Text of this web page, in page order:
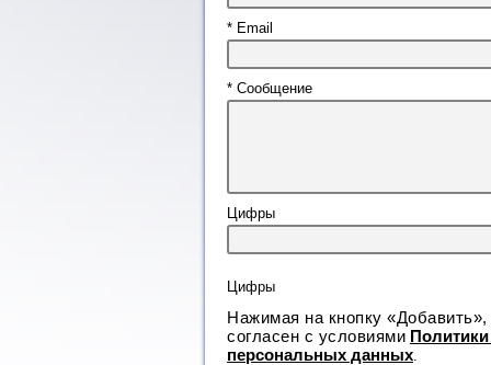
* Email
* Сообщение
Цифры
Нажимая на кнопку
согласен с условиями
персональных данных.